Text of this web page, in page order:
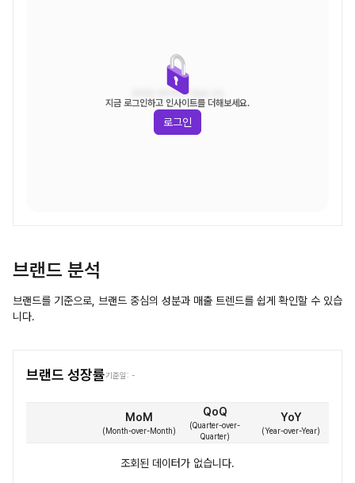
조회된 데이터가 없습니다.
지금 로그인하고 인사이트를 더해보세요.
로그인
브랜드 분석
브랜드를 기준으로, 브랜드 중심의 성분과 매출 트렌드를 쉽게 확인할 수 있습
니다.
브랜드 성장률기준일: -
MoM
(Month-over-Month)
QoQ
(Quarter-over-
Quarter)
YoY
(Year-over-Year)
조회된 데이터가 없습니다.